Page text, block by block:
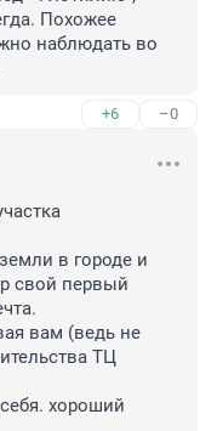
Похожее
наблюдать во
+6 –0
в городе и
свой первый
вам (ведь не
ТЦ
хороший